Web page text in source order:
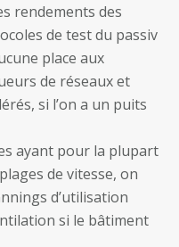
rendements des
de test du passiv
place aux
de réseaux et
si l’on a un puits
ayant pour la plupart
de vitesse, on
d’utilisation
si le bâtiment